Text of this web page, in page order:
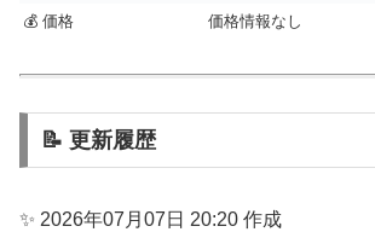
💰 価格
価格情報なし
📝 更新履歴
✨ 2026年07月07日 20:20 作成